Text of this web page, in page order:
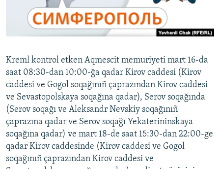
Русский
Українською
RFE/RS bütün saytları
Kreml kontrol etken Aqmescit memuriyeti mart 16-da
saat 08:30-dan 10:00-ğa qadar Kirov caddesi (Kirov
caddesi ve Gogol soqağınıñ çaprazından Kirov caddesi
ve Sevastopolskaya soqağına qadar), Serov soqağında
(Serov soqağı ve Aleksandr Nevskiy soqağınıñ
çaprazına qadar ve Serov soqağı Yekaterininskaya
soqağına qadar) ve mart 18-de saat 15:30-dan 22:00-ge
qadar Kirov caddesinde (Kirov caddesi ve Gogol
soqağınıñ çaprazından Kirov caddesi ve